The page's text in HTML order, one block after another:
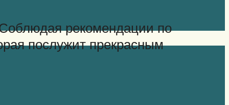
рекомендации по
послужит прекрасным